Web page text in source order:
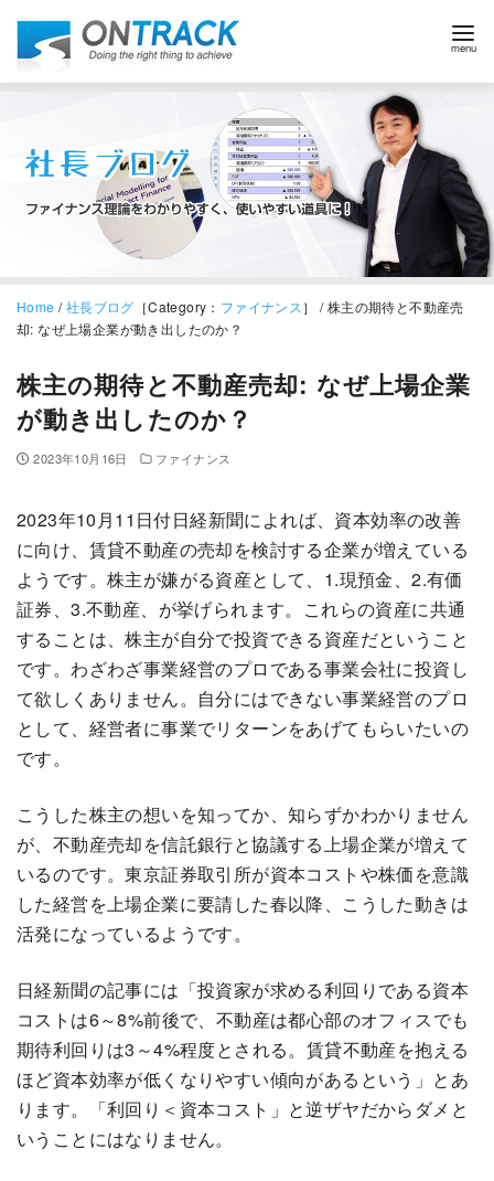
Home /社長ブログ ［Category： ファイナンス ］ / 株主の期待と不動産売
却: なぜ上場企業が動き出したのか？
株主の期待と不動産売却: なぜ上場企業
が動き出したのか？
2023年10月16日 ファイナンス
2023年10月11日付日経新聞によれば、資本効率の改善
に向け、賃貸不動産の売却を検討する企業が増えている
ようです。株主が嫌がる資産として、1.現預金、2.有価
証券、3.不動産、が挙げられます。これらの資産に共通
することは、株主が自分で投資できる資産だということ
です。わざわざ事業経営のプロである事業会社に投資し
て欲しくありません。自分にはできない事業経営のプロ
として、経営者に事業でリターンをあげてもらいたいの
です。
こうした株主の想いを知ってか、知らずかわかりません
が、不動産売却を信託銀行と協議する上場企業が増えて
いるのです。東京証券取引所が資本コストや株価を意識
した経営を上場企業に要請した春以降、こうした動きは
活発になっているようです。
日経新聞の記事には「投資家が求める利回りである資本
コストは6～8%前後で、不動産は都心部のオフィスでも
期待利回りは3～4%程度とされる。賃貸不動産を抱える
ほど資本効率が低くなりやすい傾向があるという」とあ
ります。「利回り＜資本コスト」と逆ザヤだからダメと
いうことにはなりません。